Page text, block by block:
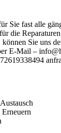
Sie fast alle
die
Sie uns
E-Mail –